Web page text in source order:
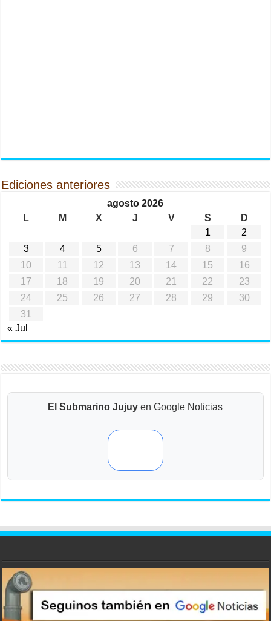
Ediciones anteriores
agosto 2026
L
M X J V S
D
1
2
3
4 5 6 7 8
9
10
11 12 13 14 15
16
17
18 19 20 21 22
23
24
25 26 27 28 29
30
31
« Jul
El Submarino Jujuy en Google Noticias